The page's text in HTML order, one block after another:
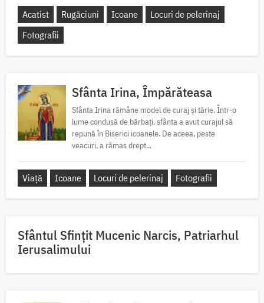
Acatist Rugăciuni Icoane
Locuri de pelerinaj
Fotografii
Sfânta Irina, Împărăteasa
Sfânta Irina rămâne model de curaj și tărie. Într-o
lume condusă de bărbați, sfânta a avut curajul să
repună în Biserici icoanele. De aceea, peste
veacuri, a rămas drept...
Viață Icoane Locuri de pelerinaj Fotografii
Sfântul Sfinţit Mucenic Narcis, Patriarhul
Ierusalimului